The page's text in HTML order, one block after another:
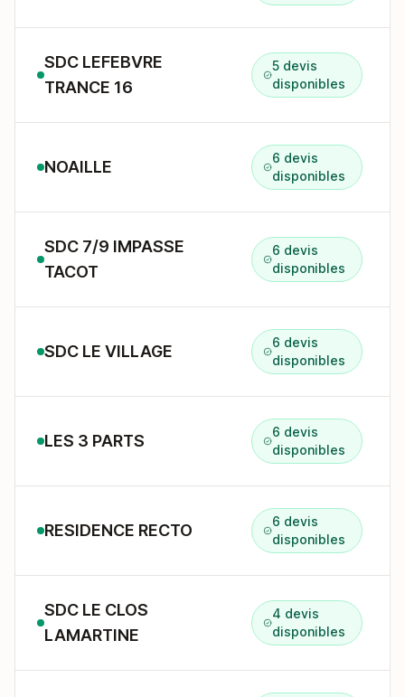
SDC LEFEBVRE
TRANCE 16
5 devis
disponibles
NOAILLE
6 devis
disponibles
SDC 7/9 IMPASSE
TACOT
6 devis
disponibles
SDC LE VILLAGE
6 devis
disponibles
LES 3 PARTS
6 devis
disponibles
RESIDENCE RECTO
6 devis
disponibles
SDC LE CLOS
LAMARTINE
4 devis
disponibles